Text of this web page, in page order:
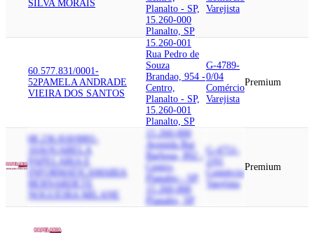
SILVA MORAIS
Planalto - SP,
15.260-000
Planalto, SP
Varejista
60.577.831/0001-
52PAMELA ANDRADE
VIEIRA DOS SANTOS
15.260-001
Rua Pedro de
Souza
Brandao, 954 -
Centro,
Planalto - SP,
15.260-001
Planalto, SP
G-4789-
0/04
Comércio
Varejista
Premium
08.236.818/0001-
AQUARELA
PAPELARIA E
INFORMATICAMARIA
BERNARDETE
NOGUEIRA MILANE
15.260-000
Avenida Rui
Barbosa, 892 -
Centro,
Planalto - SP,
15.260-000
Planalto, SP
G-4751-
Comércio
Varejista
Premium